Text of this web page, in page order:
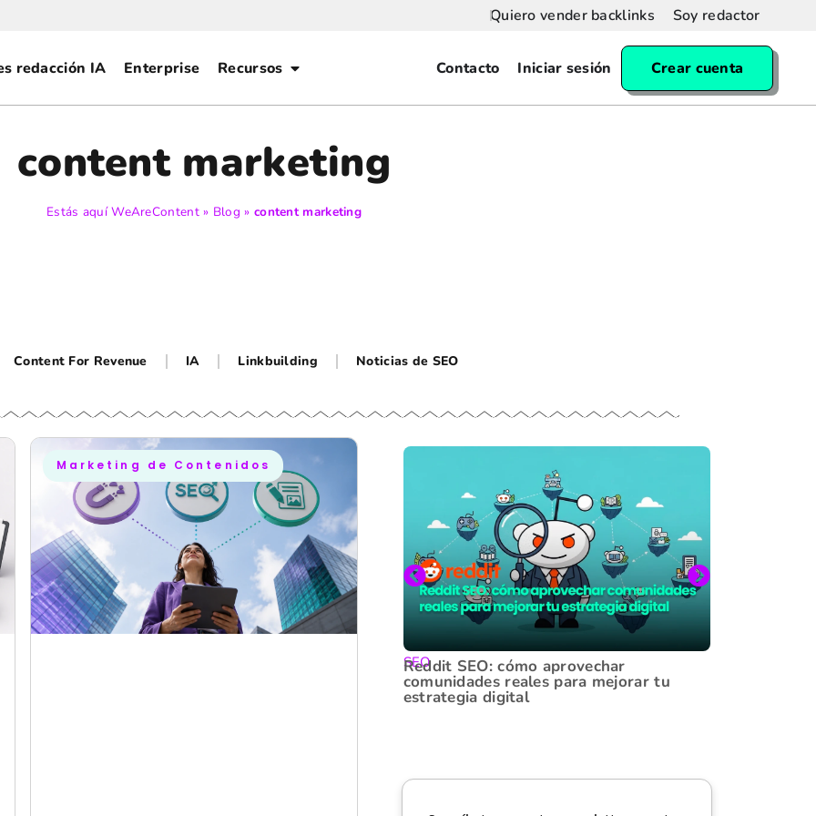
Quiero vender backlinks Soy redactor
redacción IA Enterprise Recursos Contacto Iniciar sesión Crear cuenta
content marketing
Estás aquíWeAreContent» Blog » content marketing
Content For Revenue IA Linkbuilding Noticias de SEO
Marketing de Contenidos
SEO
Reddit SEO: cómo aprovechar
comunidades reales para mejorar tu
estrategia digital